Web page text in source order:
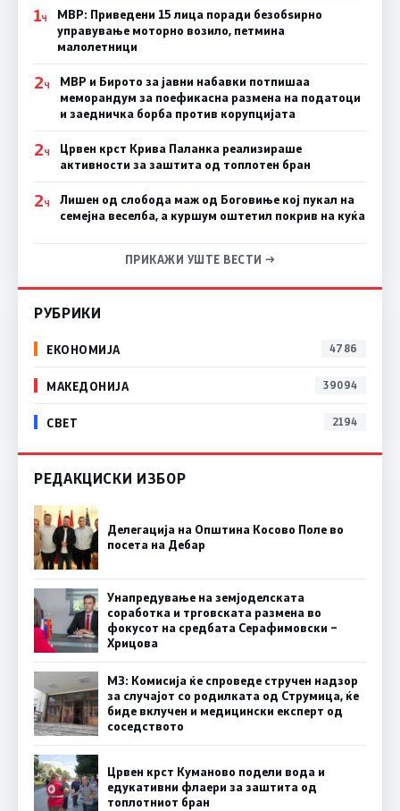
1Ч
МВР: Приведени 15 лица поради безобѕирно
управување моторно возило, петмина
малолетници
2Ч
МВР и Бирото за јавни набавки потпишаа
меморандум за поефикасна размена на податоци
и заедничка борба против корупцијата
2Ч
Црвен крст Крива Паланка реализираше
активности за заштита од топлотен бран
2Ч
Лишен од слобода маж од Боговиње кој пукал на
семејна веселба, а куршум оштетил покрив на куќа
ПРИКАЖИ УШТЕ ВЕСТИ →
РУБРИКИ
ЕКОНОМИЈА 4786
МАКЕДОНИЈА 39094
СВЕТ 2194
РЕДАКЦИСКИ ИЗБОР
Делегација на Општина Косово Поле во
посета на Дебар
Унапредување на земјоделската
соработка и трговската размена во
фокусот на средбата Серафимовски –
Хрицова
МЗ: Комисија ќе спроведе стручен надзор
за случајот со родилката од Струмица, ќе
биде вклучен и медицински експерт од
соседството
Црвен крст Куманово подели вода и
едукативни флаери за заштита од
топлотниот бран